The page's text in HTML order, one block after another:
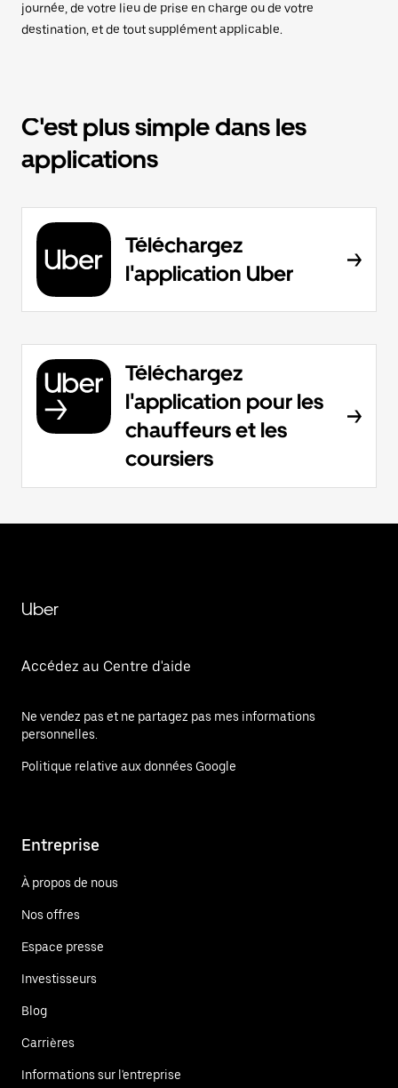
journée, de votre lieu de prise en charge ou de votre
destination, et de tout supplément applicable.
C'est plus simple dans les
applications
Téléchargez
l'application Uber
Téléchargez
l'application pour les
chauffeurs et les
coursiers
Uber
Accédez au Centre d'aide
Ne vendez pas et ne partagez pas mes informations
personnelles.
Politique relative aux données Google
Entreprise
À propos de nous
Nos offres
Espace presse
Investisseurs
Blog
Carrières
Informations sur l'entreprise